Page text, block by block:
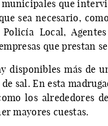
que
sea necesario,
Local,
que prestan
disponibles más de
sal. En esta
los alrededores
mayores cuestas.